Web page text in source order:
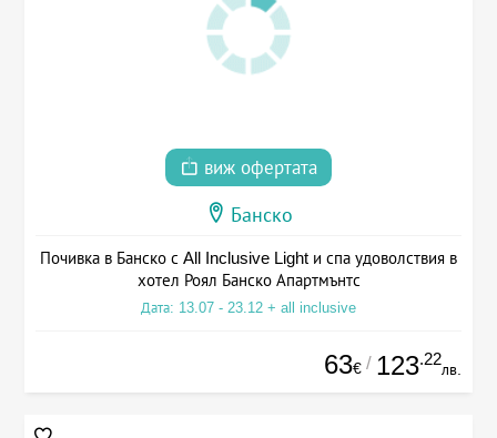
виж офертата
Банско
Почивка в Банско с All Inclusive Light и спа удоволствия в
хотел Роял Банско Апартмънтс
Дата: 13.07 - 23.12 + all inclusive
63€ / 123.22
лв.